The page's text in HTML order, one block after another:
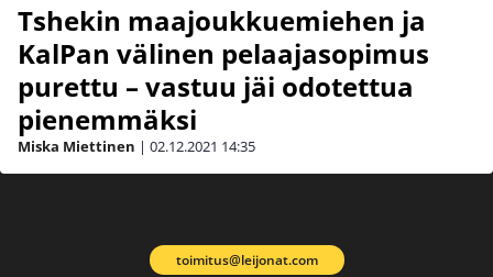
Tshekin maajoukkuemiehen ja
KalPan välinen pelaajasopimus
purettu – vastuu jäi odotettua
pienemmäksi
Miska Miettinen | 02.12.2021 14:35
toimitus@leijonat.com